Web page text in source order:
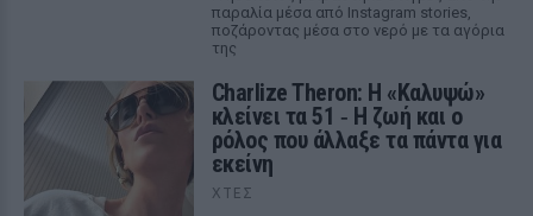
παραλία μέσα από Instagram stories,
ποζάροντας μέσα στο νερό με τα αγόρια
της
Charlize Theron: Η «Καλυψώ»
κλείνει τα 51 ‑ H ζωή και ο
ρόλος που άλλαξε τα πάντα για
εκείνη
ΧΤΕΣ